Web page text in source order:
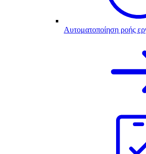
Αυτοματοποίηση ροής